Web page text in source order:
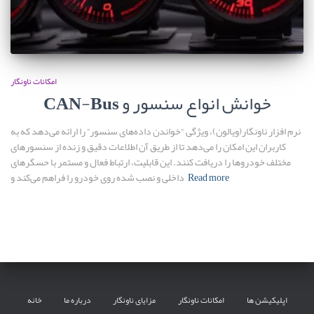
امکانات ناونگار
CAN-Bus خوانش انواع سنسور و
نرم افزار ناونگار(ویالون)، ویژگی “خواندن داده‌های سنسور” را ارائه می‌دهد که به
کاربران این امکان را می‌دهد تا از طریق آن اطلاعات دقیق و زنده از سنسورهای
مختلف خودروها را دریافت کنند. این قابلیت، ارتباط فعال و مستمر با حسگرهای
داخلی و نصب شده روی خودرو را فراهم می‌کند و Read more
خانه درباره ما مزایای ناونگار امکانات ناونگار اپلیکیشن ها